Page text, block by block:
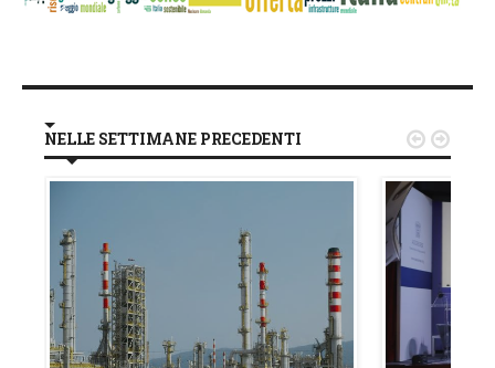
NELLE SETTIMANE PRECEDENTI  